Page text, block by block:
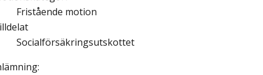
Fristående motion
Socialförsäkringsutskottet
: